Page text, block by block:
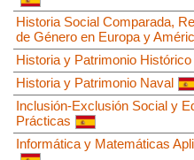
Historia Social Comparada,
de Género en Europa y
Historia y Patrimonio Histórico
Historia y Patrimonio Naval
Inclusión-Exclusión Social y
Prácticas
Informática y Matemáticas